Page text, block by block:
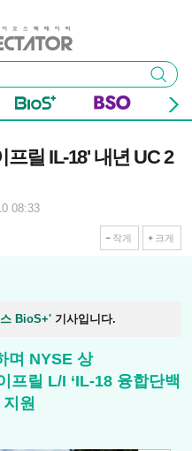
검색
프릴 IL-18' 내년 UC 2
08:33
작게 크게
BioS+' 기사입니다.
며 NYSE 상
프릴 L/I ‘IL-18 융합단백
원